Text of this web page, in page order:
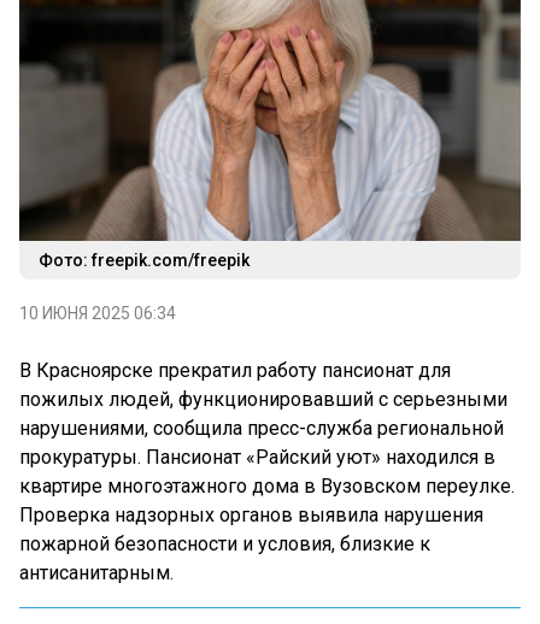
Фото: freepik.com/freepik
10 ИЮНЯ 2025 06:34
В Красноярске прекратил работу пансионат для
пожилых людей, функционировавший с серьезными
нарушениями, сообщила пресс-служба региональной
прокуратуры. Пансионат «Райский уют» находился в
квартире многоэтажного дома в Вузовском переулке.
Проверка надзорных органов выявила нарушения
пожарной безопасности и условия, близкие к
антисанитарным.